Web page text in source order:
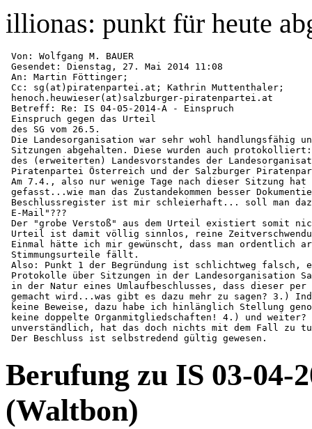
illionas: punkt für heute
Von: Wolfgang M. BAUER
Gesendet: Dienstag, 27. Mai 2014 11:08
An: Martin Föttinger;
Cc: sg(at)piratenpartei.at; Kathrin Muttenthaler;
henoch.heuwieser(at)salzburger-piratenpartei.at
Betreff: Re: IS 04-05-2014-A - Einspruch
Einspruch gegen das Urteil
des SG vom 26.5.
Die Landesorganisation war sehr wohl handlungsfähig
Sitzungen abgehalten. Diese wurden auch
des (erweiterten) Landesvorstandes der
Piratenpartei Österreich und der Salzburger
Am 7.4., also nur wenige Tage nach dieser Sitzung hat
gefasst...wie man das Zustandekommen besser
Beschlussregister ist mir schleierhaft... soll man
E-Mail"???
Der "grobe Verstoß" aus dem Urteil existiert somit
Urteil ist damit völlig sinnlos, reine
Einmal hätte ich mir gewünscht, dass man ordentlich
Stimmungsurteile fällt.
Also: Punkt 1 der Begründung ist schlichtweg falsch,
Protokolle über Sitzungen in der Landesorganisation
in der Natur eines Umlaufbeschlusses, dass dieser
gemacht wird...was gibt es dazu mehr zu sagen? 3.)
keine Beweise, dazu habe ich hinlänglich Stellung
keine doppelte Organmitgliedschaften! 4.) und
unverständlich, hat das doch nichts mit dem Fall zu
Berufung zu IS 03-04-
(Waltbon)